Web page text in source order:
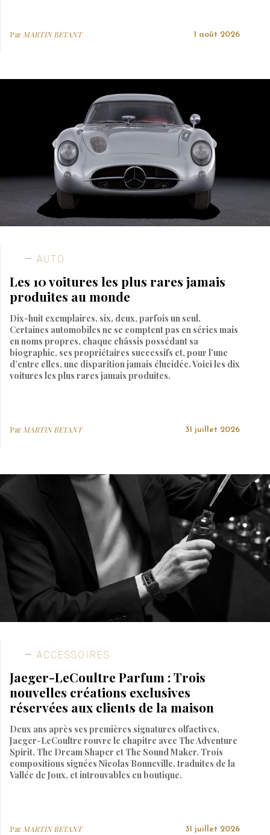
Par MARTIN BETANT 1 août 2026
AUTO
Les 10 voitures les plus rares jamais
produites au monde
Dix-huit exemplaires, six, deux, parfois un seul.
Certaines automobiles ne se comptent pas en séries mais
en noms propres, chaque châssis possédant sa
biographie, ses propriétaires successifs et, pour l’une
d’entre elles, une disparition jamais élucidée. Voici les dix
voitures les plus rares jamais produites.
ParMARTIN BETANT 31 juillet 2026
ACCESSOIRES
Jaeger-LeCoultre Parfum : Trois
nouvelles créations exclusives
réservées aux clients de la maison
Deux ans après ses premières signatures olfactives,
Jaeger-LeCoultre rouvre le chapitre avec The Adventure
Spirit, The Dream Shaper et The Sound Maker. Trois
compositions signées Nicolas Bonneville, traduites de la
Vallée de Joux, et introuvables en boutique.
Par MARTIN BETANT 31 juillet 2026